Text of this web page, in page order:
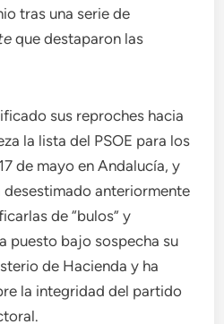
tras una serie de
que destaparon las
sus reproches hacia
la lista del PSOE para los
de mayo en Andalucía, y
anteriormente
de “bulos” y
puesto bajo sospecha su
de Hacienda y ha
la integridad del partido